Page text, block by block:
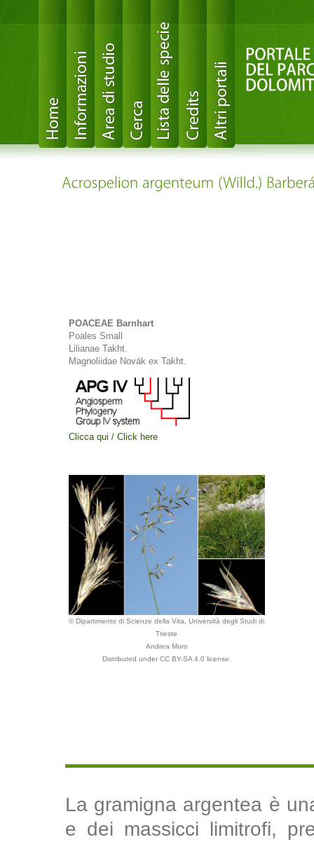
POACEAE Barnhart
Poales Small
Lilianae Takht.
Magnoliidae Novák ex Takht.
Clicca qui / Click here
© Dipartimento di Scienze della Vita, Università degli Studi di
Trieste
Andrea Moro
Distributed under CC BY-SA 4.0 license.
La gramigna argentea è
e dei massicci limitrofi,